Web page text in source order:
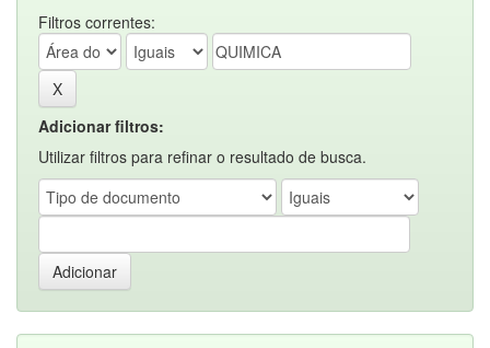
Filtros correntes:
Adicionar filtros:
Utilizar filtros para refinar o resultado de busca.